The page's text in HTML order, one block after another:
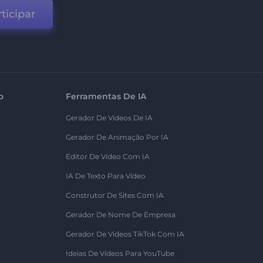
Ferramentas De IA
Gerador De Vídeos De IA
Gerador De Animação Por IA
Editor De Vídeo Com IA
IA De Texto Para Vídeo
Construtor De Sites Com IA
Gerador De Nome De Empresa
Gerador De Vídeos TikTok Com IA
Ideias De Vídeos Para YouTube